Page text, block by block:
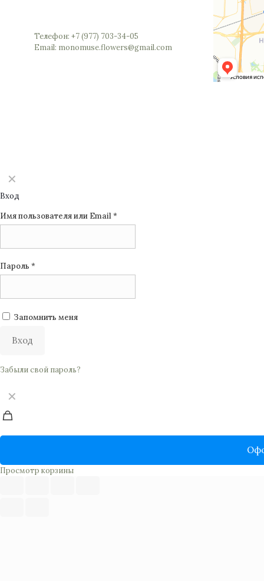
Телефон: +7 (977) 703-34-05
Email: monomuse.flowers@gmail.com
✕
Вход
Имя пользователя или Email*
Пароль *
Запомнить меня
Вход
Забыли свой пароль?
✕
Просмотр корзины